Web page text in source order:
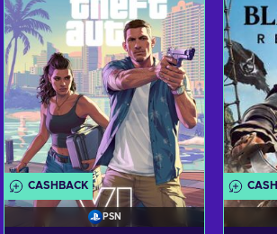
CASHBACK
PSN